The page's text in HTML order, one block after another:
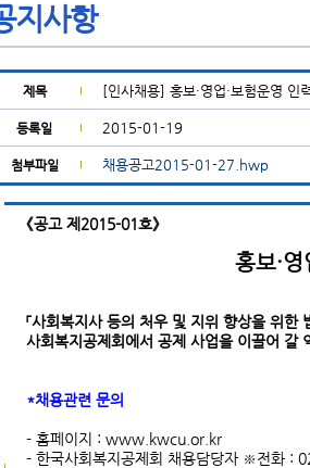
지사항
제목 [인사채용] 홍보·영업·보험운영 인
등록일 2015-01-19
첨부파일 채용공고2015-01-27.hwp
《공고 제2015-01호》
홍보·영
「사회복지사 등의 처우 및 지위 향상을 위한
사회복지공제회에서 공제 사업을 이끌어 갈
*채용관련 문의
- 홈페이지 : www.kwcu.or.kr
- 한국사회복지공제회 채용담당자 ※전화 :